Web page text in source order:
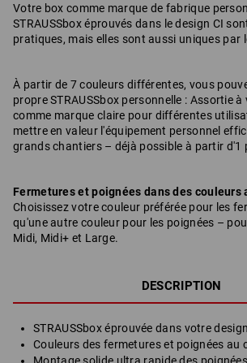
Votre box comme marque de fabrique
STRAUSSbox éprouvés dans le design CI
pratiques, mais elles sont aussi uniques par
À partir de 7 couleurs différentes, vous
propre STRAUSSbox personnelle : Assortie
comme marque claire pour différentes
mettre en valeur l'équipement personnel
grands chantiers – déjà possible à partir d'1
Fermetures et poignées dans des couleurs
Choisissez votre couleur préférée pour les
qu'une autre couleur pour les poignées –
Midi, Midi+ et Large.
DESCRIPTION
STRAUSSbox éprouvée dans votre
Couleurs des fermetures et poignées au